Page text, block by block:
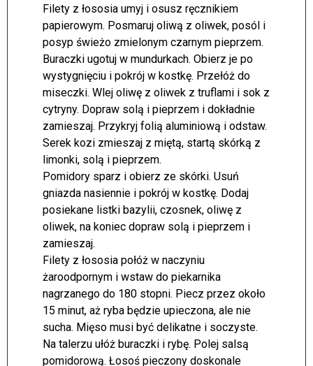
Filety z łososia umyj i osusz ręcznikiem
papierowym. Posmaruj oliwą z oliwek, posól i
posyp świeżo zmielonym czarnym pieprzem.
Buraczki ugotuj w mundurkach. Obierz je po
wystygnięciu i pokrój w kostkę. Przełóż do
miseczki. Wlej oliwę z oliwek z truflami i sok z
cytryny. Dopraw solą i pieprzem i dokładnie
zamieszaj. Przykryj folią aluminiową i odstaw.
Serek kozi zmieszaj z miętą, startą skórką z
limonki, solą i pieprzem.
Pomidory sparz i obierz ze skórki. Usuń
gniazda nasiennie i pokrój w kostkę. Dodaj
posiekane listki bazylii, czosnek, oliwę z
oliwek, na koniec dopraw solą i pieprzem i
zamieszaj.
Filety z łososia połóż w naczyniu
żaroodpornym i wstaw do piekarnika
nagrzanego do 180 stopni. Piecz przez około
15 minut, aż ryba będzie upieczona, ale nie
sucha. Mięso musi być delikatne i soczyste.
Na talerzu ułóż buraczki i rybę. Polej salsą
pomidorową. Łosoś pieczony doskonale